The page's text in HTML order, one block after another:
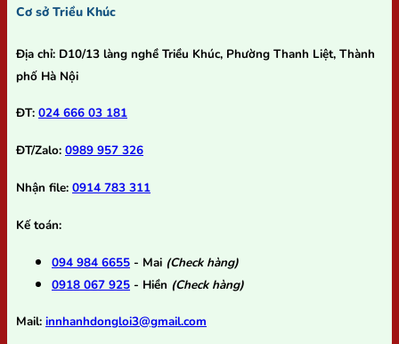
Cơ sở Triều Khúc
Địa chỉ: D10/13 làng nghề Triều Khúc, Phường Thanh Liệt, Thành
phố Hà Nội
ĐT: 024 666 03 181
ĐT/Zalo: 0989 957 326
Nhận file: 0914 783 311
Kế toán:
094 984 6655 - Mai (Check hàng)
0918 067 925 - Hiền (Check hàng)
Mail: innhanhdongloi3@gmail.com